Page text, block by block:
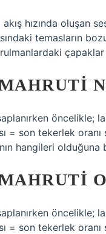
hızında oluşan
temasların
öncelikle;
= son tekerlek
hangileri olduğuna
öncelikle;
= son tekerlek